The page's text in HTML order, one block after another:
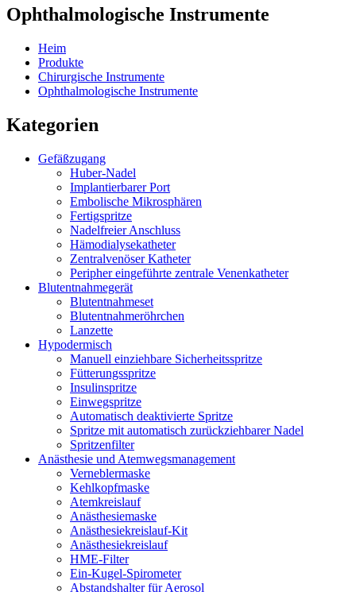
Ophthalmologische Instrumente
Heim
Produkte
Chirurgische Instrumente
Ophthalmologische Instrumente
Kategorien
Gefäßzugang
Huber-Nadel
Implantierbarer Port
Embolische Mikrosphären
Fertigspritze
Nadelfreier Anschluss
Hämodialysekatheter
Zentralvenöser Katheter
Peripher eingeführte zentrale Venenkatheter
Blutentnahmegerät
Blutentnahmeset
Blutentnahmeröhrchen
Lanzette
Hypodermisch
Manuell einziehbare Sicherheitsspritze
Fütterungsspritze
Insulinspritze
Einwegspritze
Automatisch deaktivierte Spritze
Spritze mit automatisch zurückziehbarer Nadel
Spritzenfilter
Anästhesie und Atemwegsmanagement
Verneblermaske
Kehlkopfmaske
Atemkreislauf
Anästhesiemaske
Anästhesiekreislauf-Kit
Anästhesiekreislauf
HME-Filter
Ein-Kugel-Spirometer
Abstandshalter für Aerosol